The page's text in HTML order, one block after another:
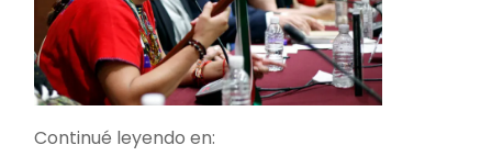
Continué leyendo en: